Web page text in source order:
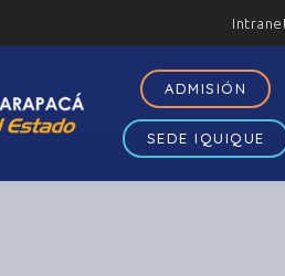
ADMISIÓN
SEDE IQUIQUE